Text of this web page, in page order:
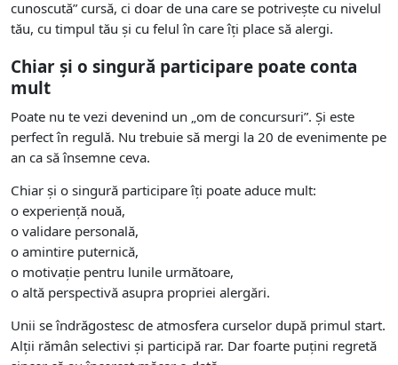
cunoscută” cursă, ci doar de una care se potrivește cu nivelul
tău, cu timpul tău și cu felul în care îți place să alergi.
Chiar și o singură participare poate conta
mult
Poate nu te vezi devenind un „om de concursuri”. Și este
perfect în regulă. Nu trebuie să mergi la 20 de evenimente pe
an ca să însemne ceva.
Chiar și o singură participare îți poate aduce mult:
o experiență nouă,
o validare personală,
o amintire puternică,
o motivație pentru lunile următoare,
o altă perspectivă asupra propriei alergări.
Unii se îndrăgostesc de atmosfera curselor după primul start.
Alții rămân selectivi și participă rar. Dar foarte puțini regretă